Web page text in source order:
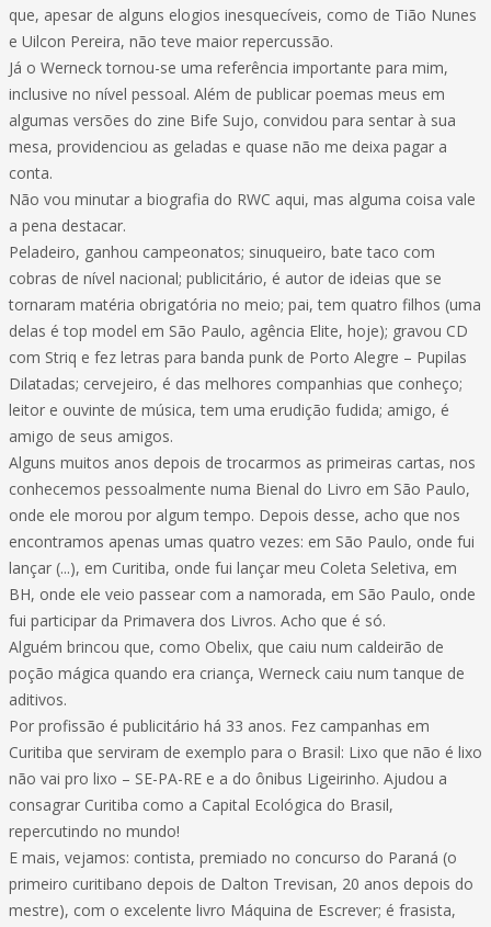
que, apesar de alguns elogios inesquecíveis, como de Tião Nunes
e Uilcon Pereira, não teve maior repercussão.
Já o Werneck tornou-se uma referência importante para mim,
inclusive no nível pessoal. Além de publicar poemas meus em
algumas versões do zine Bife Sujo, convidou para sentar à sua
mesa, providenciou as geladas e quase não me deixa pagar a
conta.
Não vou minutar a biografia do RWC aqui, mas alguma coisa vale
a pena destacar.
Peladeiro, ganhou campeonatos; sinuqueiro, bate taco com
cobras de nível nacional; publicitário, é autor de ideias que se
tornaram matéria obrigatória no meio; pai, tem quatro filhos (uma
delas é top model em São Paulo, agência Elite, hoje); gravou CD
com Striq e fez letras para banda punk de Porto Alegre – Pupilas
Dilatadas; cervejeiro, é das melhores companhias que conheço;
leitor e ouvinte de música, tem uma erudição fudida; amigo, é
amigo de seus amigos.
Alguns muitos anos depois de trocarmos as primeiras cartas, nos
conhecemos pessoalmente numa Bienal do Livro em São Paulo,
onde ele morou por algum tempo. Depois desse, acho que nos
encontramos apenas umas quatro vezes: em São Paulo, onde fui
lançar (...), em Curitiba, onde fui lançar meu Coleta Seletiva, em
BH, onde ele veio passear com a namorada, em São Paulo, onde
fui participar da Primavera dos Livros. Acho que é só.
Alguém brincou que, como Obelix, que caiu num caldeirão de
poção mágica quando era criança, Werneck caiu num tanque de
aditivos.
Por profissão é publicitário há 33 anos. Fez campanhas em
Curitiba que serviram de exemplo para o Brasil: Lixo que não é lixo
não vai pro lixo – SE-PA-RE e a do ônibus Ligeirinho. Ajudou a
consagrar Curitiba como a Capital Ecológica do Brasil,
repercutindo no mundo!
E mais, vejamos: contista, premiado no concurso do Paraná (o
primeiro curitibano depois de Dalton Trevisan, 20 anos depois do
mestre), com o excelente livro Máquina de Escrever; é frasista,